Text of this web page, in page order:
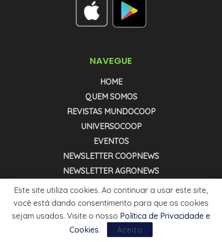
NAVEGUE
HOME
QUEM SOMOS
REVISTAS MUNDOCOOP
UNIVERSOCOOP
EVENTOS
NEWSLETTER COOPNEWS
NEWSLETTER AGRONEWS
MÍDIA KIT
1999 - 2025 - © MUNDOCOOP. TODOS OS DIREITOS RESERVADOS.
Este site utiliza cookies. Ao continuar a usar este site,
você está dando consentimento para que os cookies
sejam usados. Visite o nosso Política de Privacidade e
Cookies. Aceito